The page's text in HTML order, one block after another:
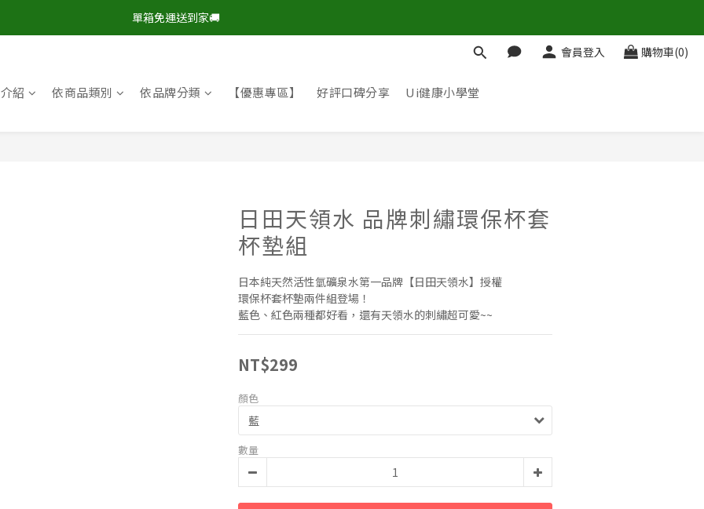
現在下單，即享8折🔥優惠特價>
單箱免運送到家🚚
會員登入 購物車(0)
紹 依商品類別 依品牌分類 【優惠專區】 好評口碑分享 Ui健康小學堂
日田天領水 品牌刺繡環保杯套
杯墊組
日本純天然活性氫礦泉水第一品牌【日田天領水】授權
環保杯套杯墊兩件組登場！
藍色、紅色兩種都好看，還有天領水的刺繡超可愛~~
NT$299
顏色
數量